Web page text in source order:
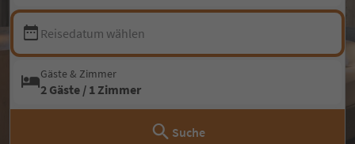
Reisedatum wählen
Gäste & Zimmer
2 Gäste / 1 Zimmer
Suche